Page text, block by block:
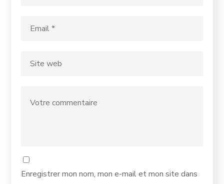
Enregistrer mon nom, mon e-mail et mon site dans